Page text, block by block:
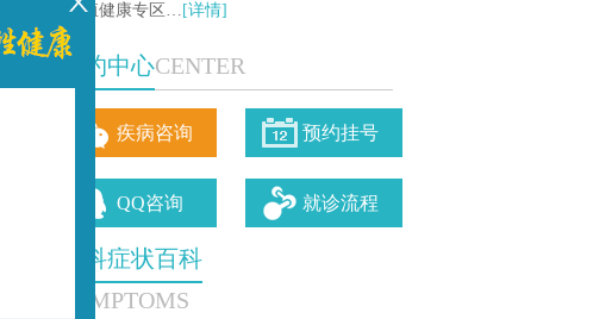
生殖健康专区… [详情]
预约中心CENTER
疾病咨询 预约挂号
QQ咨询 就诊流程
男科症状百科
SYMPTOMS